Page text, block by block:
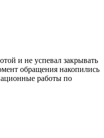
и не успевал закрывать
обращения накопились
работы по